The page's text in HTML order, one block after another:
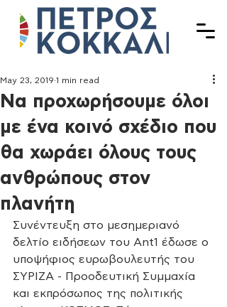
Να προχωρήσουμε όλοι
με ένα κοινό σχέδιο που
θα χωράει όλους τους
ανθρώπους στον
πλανήτη
May 23, 2019 1 min read
Συνέντευξη στο μεσημεριανό
δελτίο ειδήσεων του Αnt1 έδωσε ο
υποψήφιος ευρωβουλευτής του
ΣΥΡΙΖΑ - Προοδευτική Συμμαχία
και εκπρόσωπος της πολιτικής